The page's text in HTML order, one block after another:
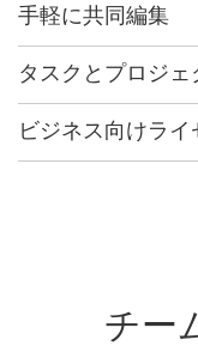
手軽に共同編集
タスクとプロジェ
ビジネス向けラ
チー